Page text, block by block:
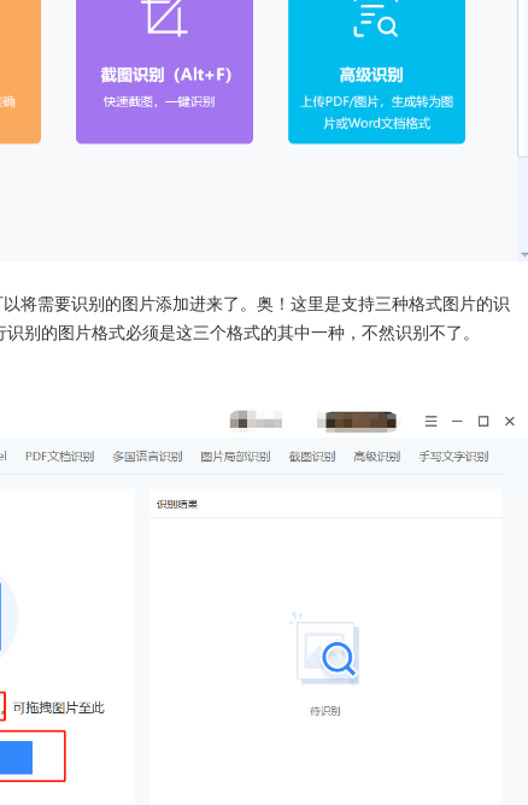
将需要识别的图片添加进来了。奥！这里是支持三种格式图片的识
别的图片格式必须是这三个格式的其中一种，不然识别不了。